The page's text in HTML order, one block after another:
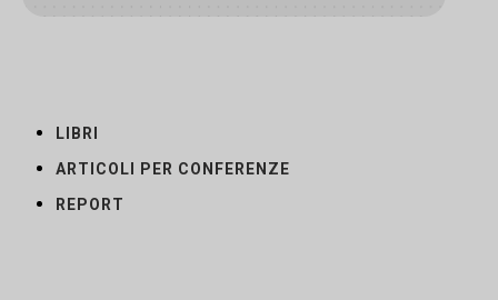
LIBRI
ARTICOLI PER CONFERENZE
REPORT